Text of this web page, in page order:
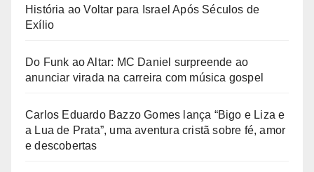
História ao Voltar para Israel Após Séculos de
Exílio
Do Funk ao Altar: MC Daniel surpreende ao
anunciar virada na carreira com música gospel
Carlos Eduardo Bazzo Gomes lança “Bigo e Liza e
a Lua de Prata”, uma aventura cristã sobre fé, amor
e descobertas